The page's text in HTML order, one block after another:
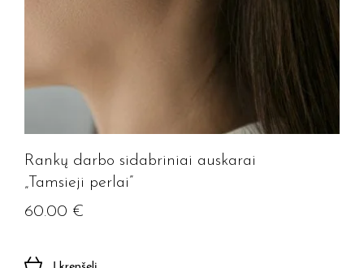
Rankų darbo sidabriniai auskarai
„Tamsieji perlai”
60.00 €